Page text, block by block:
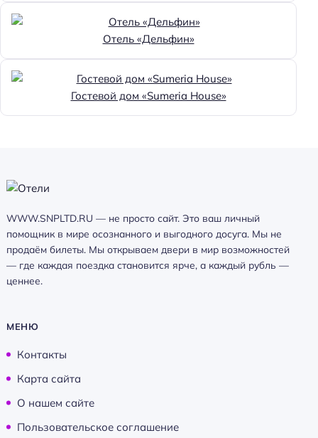
Отель «Дельфин»
Гостевой дом «Sumeria House»
WWW.SNPLTD.RU — не просто сайт. Это ваш личный
помощник в мире осознанного и выгодного досуга. Мы не
продаём билеты. Мы открываем двери в мир возможностей
— где каждая поездка становится ярче, а каждый рубль —
ценнее.
МЕНЮ
Контакты
Карта сайта
О нашем сайте
Пользовательское соглашение